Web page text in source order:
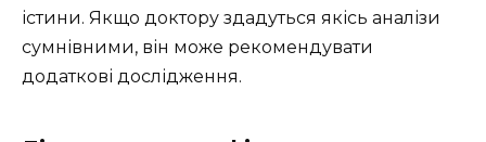
істини. Якщо доктору здадуться якісь аналізи
сумнівними, він може рекомендувати
додаткові дослідження.